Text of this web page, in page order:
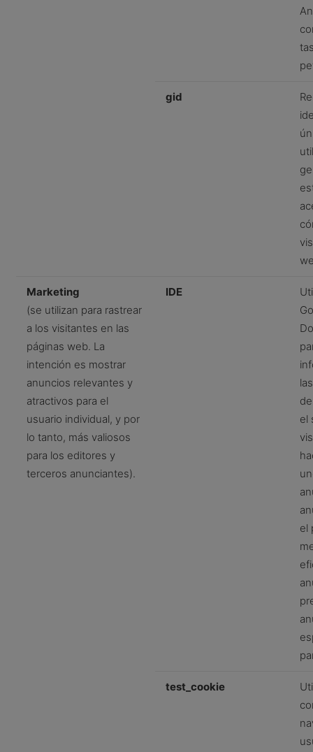
gid
Marketing
(se utilizan para rastrear
a los visitantes en las
páginas web. La
intención es mostrar
anuncios relevantes y
atractivos para el
usuario individual, y por
lo tanto, más valiosos
para los editores y
terceros anunciantes).
IDE
el
el
test_cookie